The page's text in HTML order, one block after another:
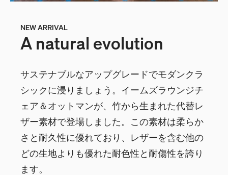
NEW ARRIVAL
A natural evolution
サステナブルなアップグレードでモダンクラ
シックに浸りましょう。イームズラウンジチ
ェア＆オットマンが、竹から生まれた代替レ
ザー素材で登場しました。この素材は柔らか
さと耐久性に優れており、レザーを含む他の
どの生地よりも優れた耐色性と耐傷性を誇り
ます。